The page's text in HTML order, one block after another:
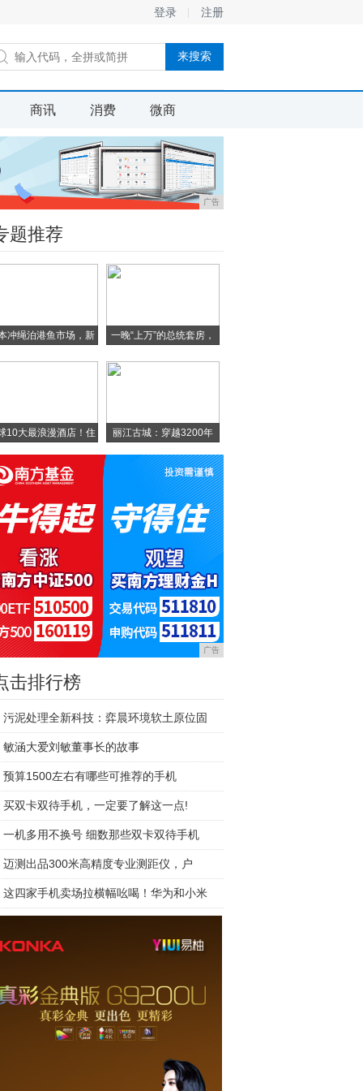
登录 注册
商讯 消费 微商
广告
题推荐
冲绳泊港鱼市场，新
一晚“上万”的总统套房，
10大最浪漫酒店！住 丽江古城：穿越3200年
广告
击排行榜
污泥处理全新科技：弈晨环境软土原位固
敏涵大爱刘敏董事长的故事
预算1500左右有哪些可推荐的手机
买双卡双待手机，一定要了解这一点!
一机多用不换号 细数那些双卡双待手机
迈测出品300米高精度专业测距仪，户
这四家手机卖场拉横幅吆喝！华为和小米